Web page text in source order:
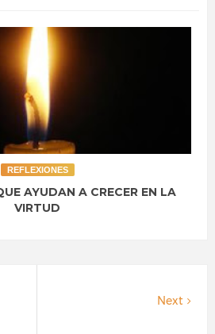
REFLEXIONES
AYUDAN A CRECER EN LA
VIRTUD
Next